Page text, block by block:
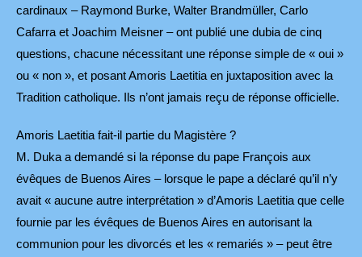
cardinaux – Raymond Burke, Walter Brandmüller, Carlo
Cafarra et Joachim Meisner – ont publié une dubia de cinq
questions, chacune nécessitant une réponse simple de « oui »
ou « non », et posant Amoris Laetitia en juxtaposition avec la
Tradition catholique. Ils n’ont jamais reçu de réponse officielle.
Amoris Laetitia fait-il partie du Magistère ?
M. Duka a demandé si la réponse du pape François aux
évêques de Buenos Aires – lorsque le pape a déclaré qu’il n’y
avait « aucune autre interprétation » d’Amoris Laetitia que celle
fournie par les évêques de Buenos Aires en autorisant la
communion pour les divorcés et les « remariés » – peut être